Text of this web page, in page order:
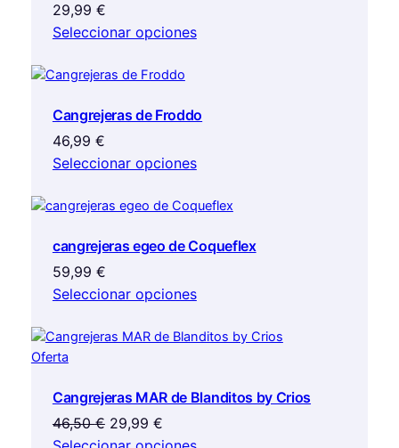
29,99 €
Seleccionar opciones
Cangrejeras de Froddo
46,99 €
Seleccionar opciones
cangrejeras egeo de Coqueflex
59,99 €
Seleccionar opciones
OfertaProducto
oferta
Cangrejeras MAR de Blanditos by Crios
46,50€ El
29,99 €El